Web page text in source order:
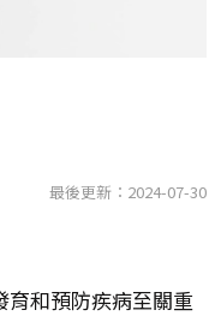
最後更新：2024-07-30
和預防疾病至關重